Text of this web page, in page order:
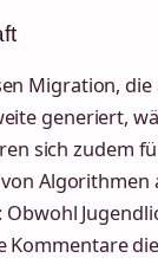
Migration,
generiert,
sich zudem
Algorithmen
Kommentare